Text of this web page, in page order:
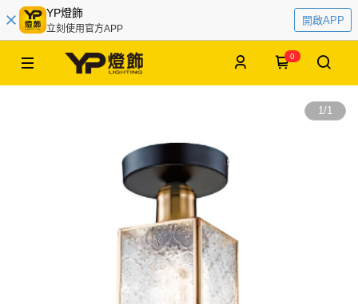
YP燈飾
立刻使用官方APP
開啟APP
0
1/1